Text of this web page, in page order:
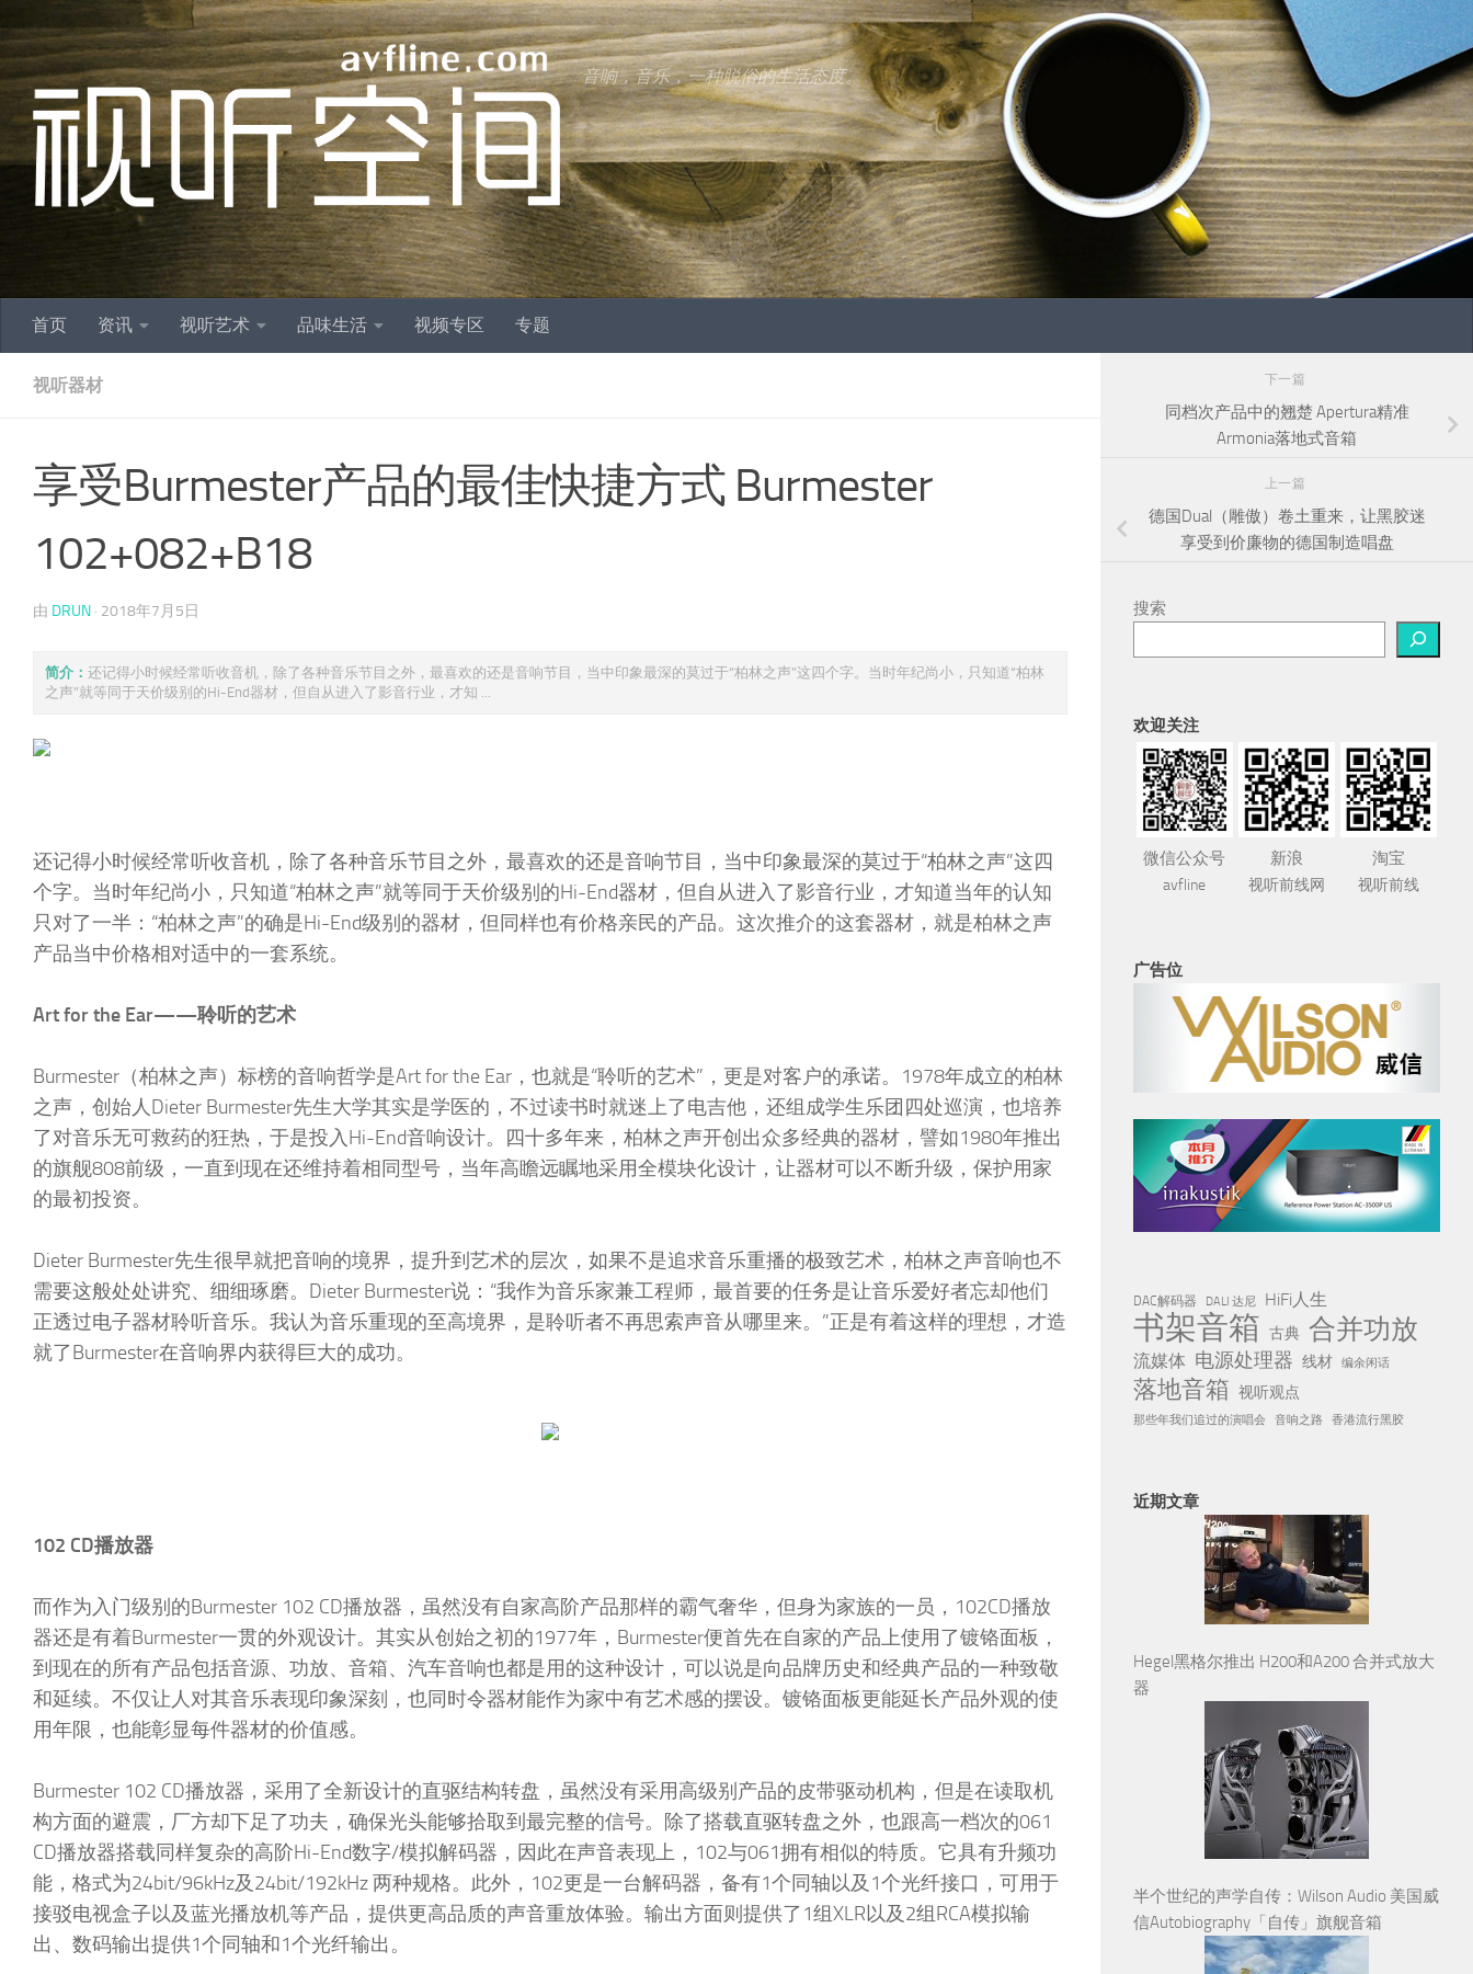
跳至内容
音响，音乐，一种脱俗的生活态度。
首页 资讯 视听艺术 品味生活 视频专区 专题
视听器材
享受Burmester产品的最佳快捷方式 Burmester
102+082+B18
由 DRUN · 2018年7月5日
简介： 还记得小时候经常听收音机，除了各种音乐节目之外，最喜欢的还是音响节目，当中印象最深的莫过于“柏林之声”这四个字。当时年纪尚小，只知道“柏林
之声”就等同于天价级别的Hi-End器材，但自从进入了影音行业，才知 ...
还记得小时候经常听收音机，除了各种音乐节目之外，最喜欢的还是音响节目，当中印象最深的莫过于“柏林之声”这四
个字。当时年纪尚小，只知道“柏林之声”就等同于天价级别的Hi-End器材，但自从进入了影音行业，才知道当年的认知
只对了一半：“柏林之声”的确是Hi-End级别的器材，但同样也有价格亲民的产品。这次推介的这套器材，就是柏林之声
产品当中价格相对适中的一套系统。
Art for the Ear——聆听的艺术
Burmester（柏林之声）标榜的音响哲学是Art for the Ear，也就是“聆听的艺术”，更是对客户的承诺。1978年成立的柏林
之声，创始人Dieter Burmester先生大学其实是学医的，不过读书时就迷上了电吉他，还组成学生乐团四处巡演，也培养
了对音乐无可救药的狂热，于是投入Hi-End音响设计。四十多年来，柏林之声开创出众多经典的器材，譬如1980年推出
的旗舰808前级，一直到现在还维持着相同型号，当年高瞻远瞩地采用全模块化设计，让器材可以不断升级，保护用家
的最初投资。
Dieter Burmester先生很早就把音响的境界，提升到艺术的层次，如果不是追求音乐重播的极致艺术，柏林之声音响也不
需要这般处处讲究、细细琢磨。Dieter Burmester说：“我作为音乐家兼工程师，最首要的任务是让音乐爱好者忘却他们
正透过电子器材聆听音乐。我认为音乐重现的至高境界，是聆听者不再思索声音从哪里来。”正是有着这样的理想，才造
就了Burmester在音响界内获得巨大的成功。
102 CD播放器
而作为入门级别的Burmester 102 CD播放器，虽然没有自家高阶产品那样的霸气奢华，但身为家族的一员，102CD播放
器还是有着Burmester一贯的外观设计。其实从创始之初的1977年，Burmester便首先在自家的产品上使用了镀铬面板，
到现在的所有产品包括音源、功放、音箱、汽车音响也都是用的这种设计，可以说是向品牌历史和经典产品的一种致敬
和延续。不仅让人对其音乐表现印象深刻，也同时令器材能作为家中有艺术感的摆设。镀铬面板更能延长产品外观的使
用年限，也能彰显每件器材的价值感。
Burmester 102 CD播放器，采用了全新设计的直驱结构转盘，虽然没有采用高级别产品的皮带驱动机构，但是在读取机
构方面的避震，厂方却下足了功夫，确保光头能够拾取到最完整的信号。除了搭载直驱转盘之外，也跟高一档次的061
CD播放器搭载同样复杂的高阶Hi-End数字/模拟解码器，因此在声音表现上，102与061拥有相似的特质。它具有升频功
能，格式为24bit/96kHz及24bit/192kHz 两种规格。此外，102更是一台解码器，备有1个同轴以及1个光纤接口，可用于
接驳电视盒子以及蓝光播放机等产品，提供更高品质的声音重放体验。输出方面则提供了1组XLR以及2组RCA模拟输
出、数码输出提供1个同轴和1个光纤输出。
下一篇
同档次产品中的翘楚 Apertura精准
Armonia落地式音箱
上一篇
德国Dual（雕傲）卷土重来，让黑胶迷
享受到价廉物的德国制造唱盘
搜索
欢迎关注
微信公众号
avfline
新浪
视听前线网
淘宝
视听前线
广告位
DAC解码器 DALI 达尼 HiFi人生
书架音箱 古典 合并功放
流媒体 电源处理器 线材 编余闲话
落地音箱 视听观点
那些年我们追过的演唱会 音响之路 香港流行黑胶
近期文章
Hegel黑格尔推出 H200和A200 合并式放大
器
半个世纪的声学自传：Wilson Audio 美国威
信Autobiography「自传」旗舰音箱